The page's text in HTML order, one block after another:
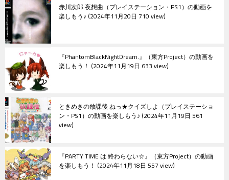
赤川次郎 夜想曲（プレイステーション・PS1）の動画を
楽しもう♪ 2024年11月20日 710 view
『PhantomBlackNightDream.』（東方Project）の動画を
楽しもう！ 2024年11月19日 633 view
ときめきの放課後 ねっ★クイズしよ（プレイステーショ
ン・PS1）の動画を楽しもう♪ 2024年11月19日 561
view
『PARTY TIME は 終わらない☆』（東方Project）の動画
を楽しもう！ 2024年11月18日 557 view